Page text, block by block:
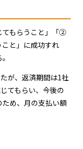
てもらうこと」「②
と」に成功すれ
が、返済期間は1社
てもらい、今後の
め、月の支払い額